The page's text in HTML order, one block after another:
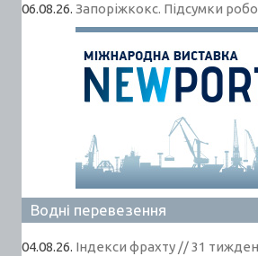
06.08.26. Запоріжкокс. Підсумки
Водні перевезення
04.08.26. Індекси фрахту // 31